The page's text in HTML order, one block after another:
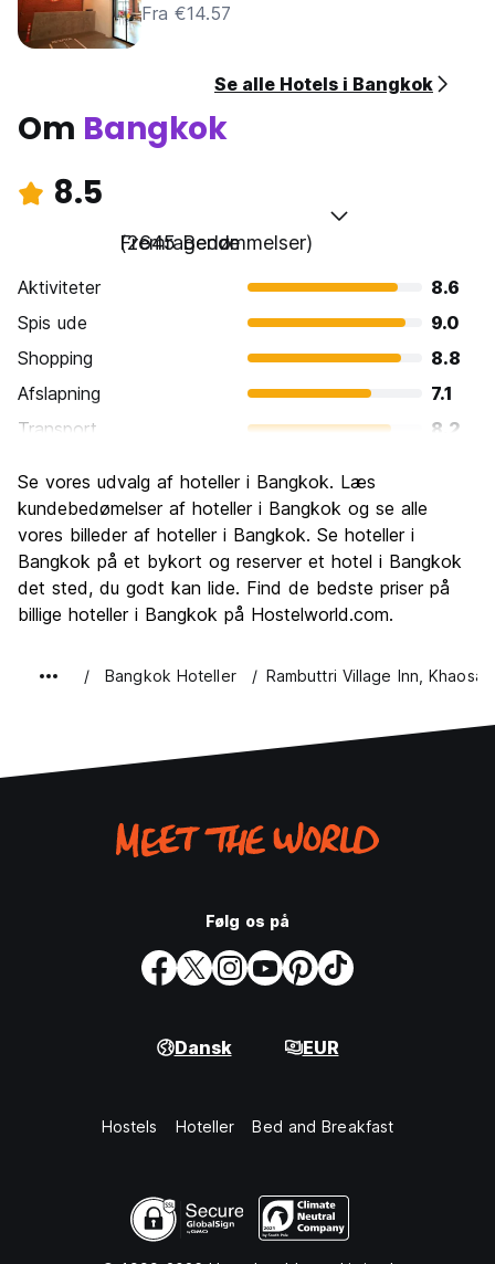
Fra €14.57
Se alle Hotels i Bangkok
Om Bangkok
8.5
Fremragende
(2645 Bedømmelser)
Aktiviteter
8.6
Spis ude
9.0
Shopping
8.8
Afslapning
7.1
Transport
8.2
Kultur
Fester
Værdi for pengene
8.6
Se vores udvalg af hoteller i Bangkok. Læs
kundebedømelser af hoteller i Bangkok og se alle
vores billeder af hoteller i Bangkok. Se hoteller i
Bangkok på et bykort og reserver et hotel i Bangkok
det sted, du godt kan lide. Find de bedste priser på
billige hoteller i Bangkok på Hostelworld.com.
Bangkok Hoteller Rambuttri Village Inn, Khaosan
Følg os på
Dansk EUR
Hostels Hoteller Bed and Breakfast